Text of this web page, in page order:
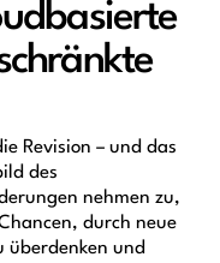
Revision – und das
des
nehmen zu,
durch neue
überdenken und